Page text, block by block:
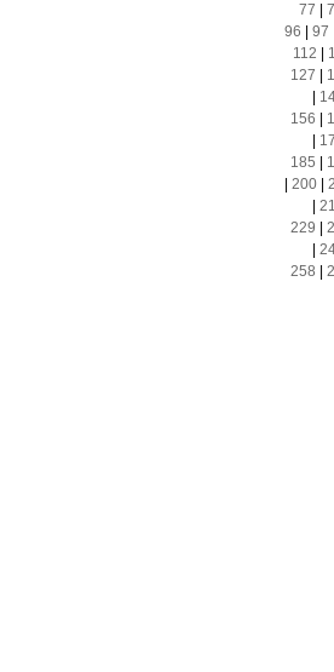
77
96
97
112
127
156
185
200|
229
258